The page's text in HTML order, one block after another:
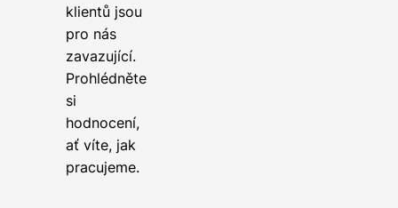
klientů jsou
pro nás
zavazující.
Prohlédněte
si
hodnocení,
ať víte, jak
pracujeme.